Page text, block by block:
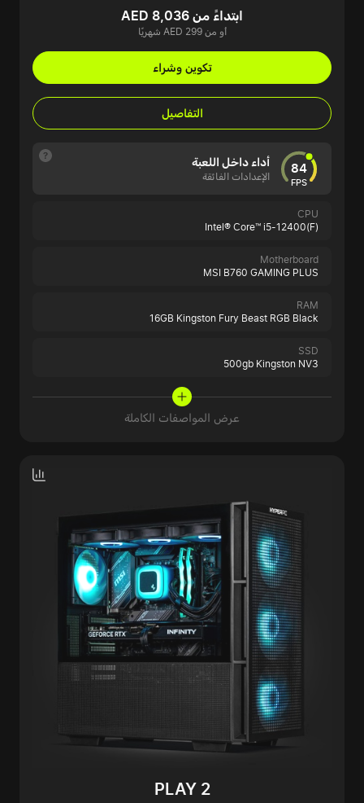
ابتداءً من AED 8,036
أو من AED 299 شهريًا
تكوين وشراء
التفاصيل
84
FPS
أداء داخل اللعبة
الإعدادات الفائقة
CPU
Intel® Core™ i5-12400(F)
Motherboard
MSI B760 GAMING PLUS
RAM
16GB Kingston Fury Beast RGB Black
SSD
500gb Kingston NV3
عرض المواصفات الكاملة
PLAY 2